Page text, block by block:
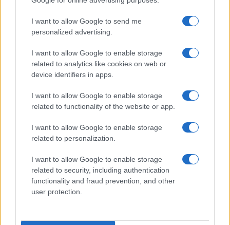
I want to allow Google to send me
personalized advertising.
I want to allow Google to enable storage
related to analytics like cookies on web or
device identifiers in apps.
I want to allow Google to enable storage
related to functionality of the website or app.
I want to allow Google to enable storage
related to personalization.
I want to allow Google to enable storage
related to security, including authentication
functionality and fraud prevention, and other
user protection.
Tokyo +6%, in positivo Piazza Affari
8 Aprile 2025, 10:05
Il lunedì nero, mercati in profondo